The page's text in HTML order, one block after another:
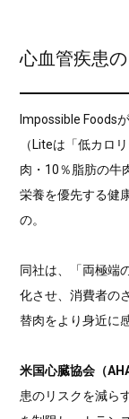
心血管疾患
Impossible Foods
（Liteは「低カロ
肉・10％脂肪の牛
栄養を優先する健
の。
同社は、「両極端
化させ、消費者の
替肉をより身近に
米国心臓協会（AHA
患のリスクを減ら